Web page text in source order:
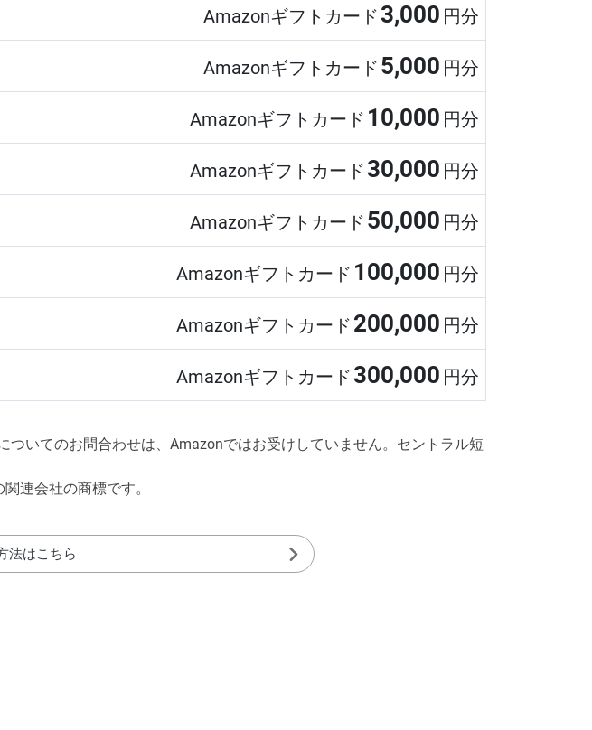
Amazonギフトカード 3,000 円分
Amazonギフトカード 5,000 円分
Amazonギフトカード 10,000 円分
Amazonギフトカード 30,000 円分
Amazonギフトカード 50,000 円分
Amazonギフトカード 100,000 円分
Amazonギフトカード 200,000 円分
Amazonギフトカード 300,000 円分
いてのお問合わせは、Amazonではお受けしていません。セントラル短
連会社の商標です。
法はこちら